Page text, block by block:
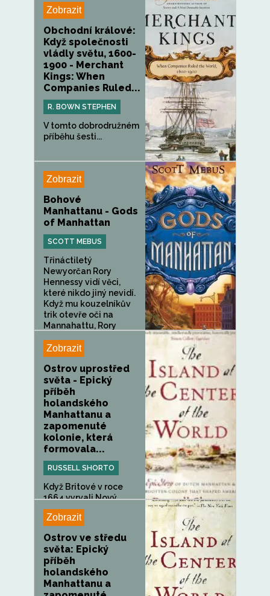
Zobrazit
Obchodní králové:
Když společnosti
vládly světu, 1600-
1900 - Merchant
Kings: When
Companies Ruled...
R. BOWN STEPHEN
V tomto dobrodružném
příběhu šesti...
Zobrazit
Bohové
Manhattanu - Gods
of Manhattan
SCOTT MEBUS
Třináctiletý
Newyorčan Rory
Hennessy vidí věci,
které nikdo jiný nevidí.
Když mu kouzelníkův
trik otevře oči na
Mannahattu, Rory
Zobrazit
Ostrov uprostřed
světa - Epický
příběh
holandského
Manhattanu a
zapomenuté
kolonie, která
formovala...
RUSSELL SHORTO
Když Britové v roce
1664 vyrvali Nový
Amsterdam...
Zobrazit
Ostrov ve středu
světa: Epický
příběh
holandského
Manhattanu a